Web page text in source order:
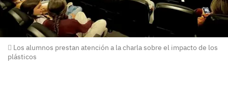
Los alumnos prestan atención a la charla sobre el impacto de los
plásticos